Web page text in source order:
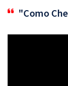
"Como